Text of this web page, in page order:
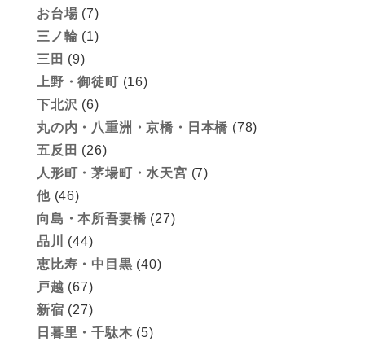
お台場 (7)
三ノ輪 (1)
三田 (9)
上野・御徒町 (16)
下北沢 (6)
丸の内・八重洲・京橋・日本橋 (78)
五反田 (26)
人形町・茅場町・水天宮 (7)
他(46)
向島・本所吾妻橋 (27)
品川
(44)
恵比寿・中目黒 (40)
戸越 (67)
新宿 (27)
日暮里・千駄木 (5)